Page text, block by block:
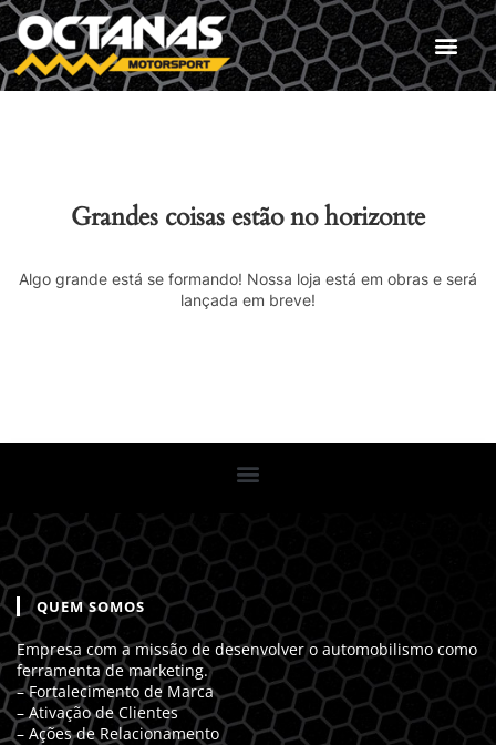
Grandes coisas estão no horizonte
Algo grande está se formando! Nossa loja está em obras e será
lançada em breve!
QUEM SOMOS
Empresa com a missão de desenvolver o automobilismo como
ferramenta de marketing.
– Fortalecimento de Marca
– Ativação de Clientes
– Ações de Relacionamento